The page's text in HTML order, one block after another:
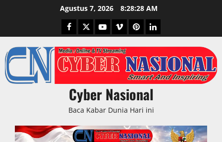
Agustus 7, 2026 8:28:30 AM
Facebook
TwitterYoutubeVimeoPinterestLinkedIn
Cyber Nasional
Baca Kabar Dunia Hari ini